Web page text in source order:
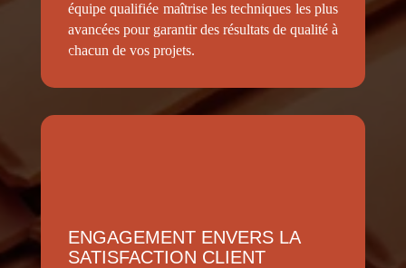
équipe qualifiée maîtrise les techniques les plus
avancées pour garantir des résultats de qualité à
chacun de vos projets.
ENGAGEMENT ENVERS LA
SATISFACTION CLIENT